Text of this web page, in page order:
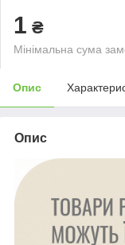
1 ₴
Мінімальна сума
Опис
Опис